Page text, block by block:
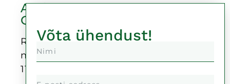
Auricu
OÜ
Reg-
nr:
11378999
Võta ühendust!